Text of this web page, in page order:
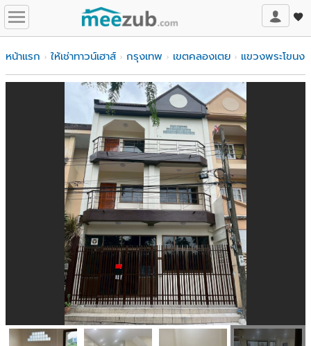
หน้าแรก ให้เช่าทาวน์เฮาส์ กรุงเทพ เขตคลองเตย แขวงพระโขนง